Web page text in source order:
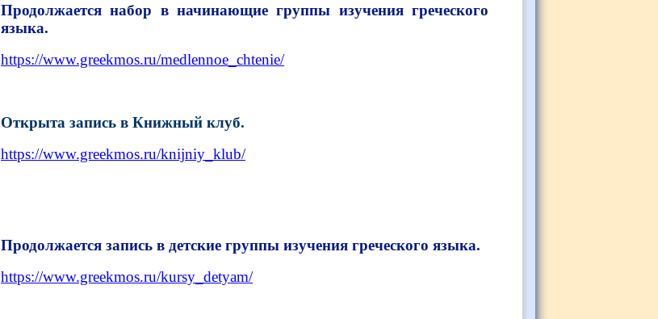
Продолжается набор в начинающие группы изучения греческого
языка.
https://www.greekmos.ru/medlennoe_chtenie/
Открыта запись в Книжный клуб.
https://www.greekmos.ru/knijniy_klub/
Продолжается запись в детские группы изучения греческого языка.
https://www.greekmos.ru/kursy_detyam/